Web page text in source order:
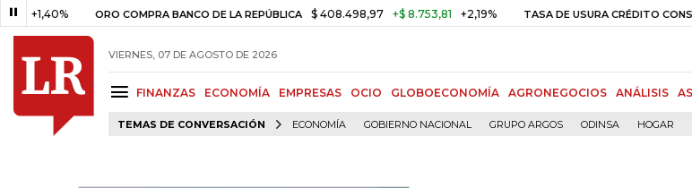
ORO COMPRA BANCO DE LA REPÚBLICA $ 408.498,97 +$ 8.753,81 +2,19% TASA DE USURA CRÉDITO CONSUMO
VIERNES, 07 DE AGOSTO DE 2026
FINANZAS ECONOMÍA EMPRESAS OCIO GLOBOECONOMÍA AGRONEGOCIOS ANÁLISIS
TEMAS DE CONVERSACIÓN ECONOMÍA GOBIERNO NACIONAL GRUPO ARGOS ODINSA HOGAR